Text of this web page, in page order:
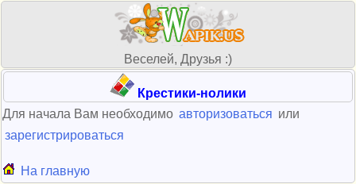
Веселей, Друзья :)
Крестики-нолики
Для начала Вам необходимо авторизоваться или
зарегистрироваться
На главную